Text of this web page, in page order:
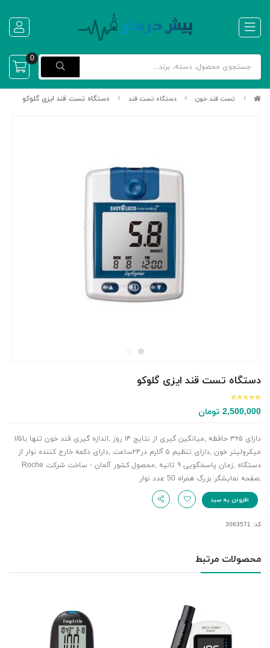
0
تست قند خون دستگاه تست قند دستگاه تست قند ایزی گلوکو
دستگاه تست قند ایزی گلوکو
2,500,000 تومان
دارای ۳۶۵ حافظه ,میانگین گیری از نتایج ۱۴ روز ,اندازه گیری قند خون تنها با۱/۵
میکرولیتر خون ,دارای تنظیم ۵ آلارم در۲۴ساعت ,دارای دکمه خارج کننده نوار از
دستگاه ,زمان پاسخگویی ۹ ثانیه ,محصول کشور آلمان - ساخت شرکت Roche
,صفحه نمایشگر بزرگ همراه 50 عدد نوار
افزودن به سبد
کد: 3063571
محصولات مرتبط